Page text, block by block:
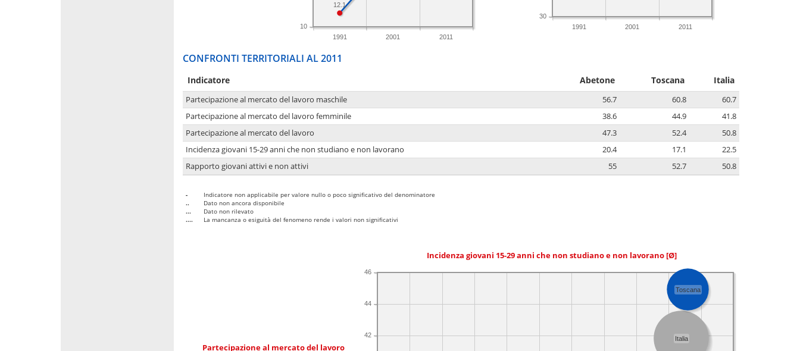
1991 2001 2011
10
12.1
1991 2001 2011
30
CONFRONTI TERRITORIALI AL 2011
Indicatore Abetone Toscana Italia
Partecipazione al mercato del lavoro maschile 56.7 60.8
60.7
Partecipazione al mercato del lavoro femminile
38.6 44.9
41.8
Partecipazione al mercato del lavoro
47.3 52.4
50.8
Incidenza giovani 15-29 anni che non studiano e non lavorano
20.4 17.1
22.5
Rapporto giovani attivi e non attivi
55 52.7 50.8
-
Indicatore non applicabile per valore nullo o poco significativo del denominatore
..
Dato non ancora disponibile
...
Dato non rilevato
....
La mancanza o esiguità del fenomeno rende i valori non significativi
Incidenza giovani 15-29 anni che non studiano e non lavorano [Ø]
Partecipazione al mercato del lavoro
42
44
46
Italia
Toscana